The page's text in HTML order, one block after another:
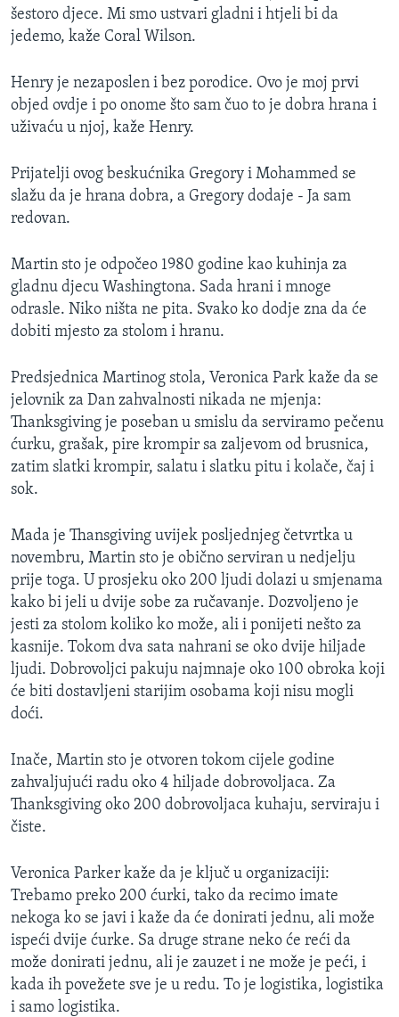
PRATITE NAS
Jezici
šestoro djece. Mi smo ustvari gladni i htjeli bi da
jedemo, kaže Coral Wilson.
Henry je nezaposlen i bez porodice. Ovo je moj prvi
objed ovdje i po onome što sam čuo to je dobra hrana i
uživaću u njoj, kaže Henry.
Prijatelji ovog beskućnika Gregory i Mohammed se
slažu da je hrana dobra, a Gregory dodaje - Ja sam
redovan.
Martin sto je odpočeo 1980 godine kao kuhinja za
gladnu djecu Washingtona. Sada hrani i mnoge
odrasle. Niko ništa ne pita. Svako ko dodje zna da će
dobiti mjesto za stolom i hranu.
Predsjednica Martinog stola, Veronica Park kaže da se
jelovnik za Dan zahvalnosti nikada ne mjenja:
Thanksgiving je poseban u smislu da serviramo pečenu
ćurku, grašak, pire krompir sa zaljevom od brusnica,
zatim slatki krompir, salatu i slatku pitu i kolače, čaj i
sok.
Mada je Thansgiving uvijek posljednjeg četvrtka u
novembru, Martin sto je obično serviran u nedjelju
prije toga. U prosjeku oko 200 ljudi dolazi u smjenama
kako bi jeli u dvije sobe za ručavanje. Dozvoljeno je
jesti za stolom koliko ko može, ali i ponijeti nešto za
kasnije. Tokom dva sata nahrani se oko dvije hiljade
ljudi. Dobrovoljci pakuju najmnaje oko 100 obroka koji
će biti dostavljeni starijim osobama koji nisu mogli
doći.
Inače, Martin sto je otvoren tokom cijele godine
zahvaljujući radu oko 4 hiljade dobrovoljaca. Za
Thanksgiving oko 200 dobrovoljaca kuhaju, serviraju i
čiste.
Veronica Parker kaže da je ključ u organizaciji:
Trebamo preko 200 ćurki, tako da recimo imate
nekoga ko se javi i kaže da će donirati jednu, ali može
ispeći dvije ćurke. Sa druge strane neko će reći da
može donirati jednu, ali je zauzet i ne može je peći, i
kada ih povežete sve je u redu. To je logistika, logistika
i samo logistika.